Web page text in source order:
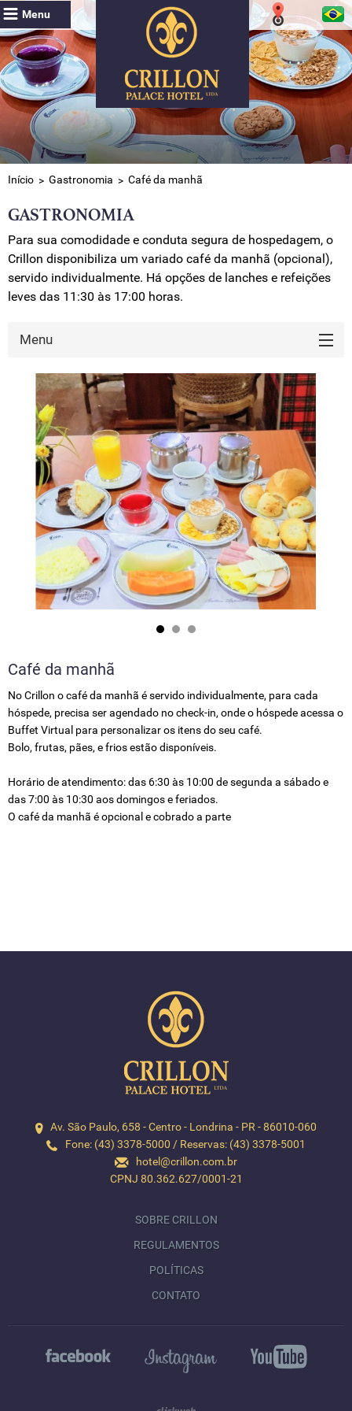
Menu
Início Gastronomia Café da manhã
GASTRONOMIA
Para sua comodidade e conduta segura de hospedagem, o
Crillon disponibiliza um variado café da manhã (opcional),
servido individualmente. Há opções de lanches e refeições
leves das 11:30 às 17:00 horas.
Menu
CAFÉ DA MANHÃ
SERVIÇO DE QUARTO
Café da manhã
No Crillon o café da manhã é servido individualmente, para cada
hóspede, precisa ser agendado no check-in, onde o hóspede acessa o
Buffet Virtual para personalizar os itens do seu café.
Bolo, frutas, pães, e frios estão disponíveis.
Horário de atendimento: das 6:30 às 10:00 de segunda a sábado e
das 7:00 às 10:30 aos domingos e feriados.
O café da manhã é opcional e cobrado a parte
Av. São Paulo, 658 - Centro - Londrina - PR - 86010-060
Fone: (43) 3378-5000 / Reservas: (43) 3378-5001
hotel@crillon.com.br
CPNJ 80.362.627/0001-21
SOBRE CRILLON
REGULAMENTOS
POLÍTICAS
CONTATO